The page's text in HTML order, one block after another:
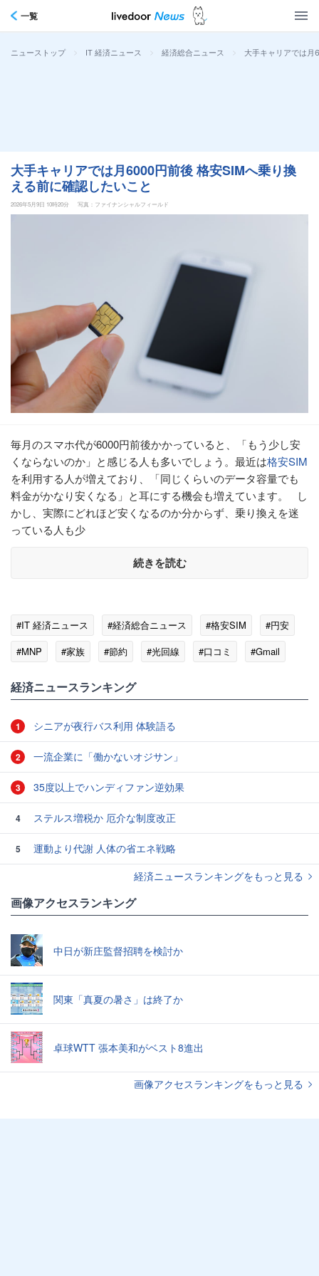
一覧
ニューストップ > IT 経済ニュース > 経済総合ニュース > 大手キャリアでは月
大手キャリアでは月6000円前後 格安SIMへ乗り換
える前に確認したいこと
2026年5月9日 10時20分 写真：ファイナンシャルフィールド
毎月のスマホ代が6000円前後かかっていると、「もう少し安
くならないのか」と感じる人も多いでしょう。最近は格安SIM
を利用する人が増えており、「同じくらいのデータ容量でも
料金がかなり安くなる」と耳にする機会も増えています。 し
かし、実際にどれほど安くなるのか分からず、乗り換えを迷
っている人も少
続きを読む
#IT 経済ニュース #経済総合ニュース #格安SIM
#円安
#MNP
#家族 #節約 #光回線 #口コミ
#Gmail
経済ニュースランキング
1 シニアが夜行バス利用 体験語る
2 一流企業に「働かないオジサン」
3 35度以上でハンディファン逆効果
4 ステルス増税か 厄介な制度改正
5
運動より代謝 人体の省エネ戦略
経済ニュースランキングをもっと見る
画像アクセスランキング
中日が新庄監督招聘を検討か
関東「真夏の暑さ」は終了か
卓球WTT 張本美和がベスト8進出
画像アクセスランキングをもっと見る